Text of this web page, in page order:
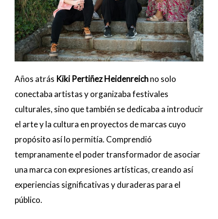
Años atrás Kiki Pertiñez Heidenreichno solo
conectaba artistas y organizaba festivales
culturales, sino que también se dedicaba a introducir
el arte y la cultura en proyectos de marcas cuyo
propósito así lo permitía. Comprendió
tempranamente el poder transformador de asociar
una marca con expresiones artísticas, creando así
experiencias significativas y duraderas para el
público.